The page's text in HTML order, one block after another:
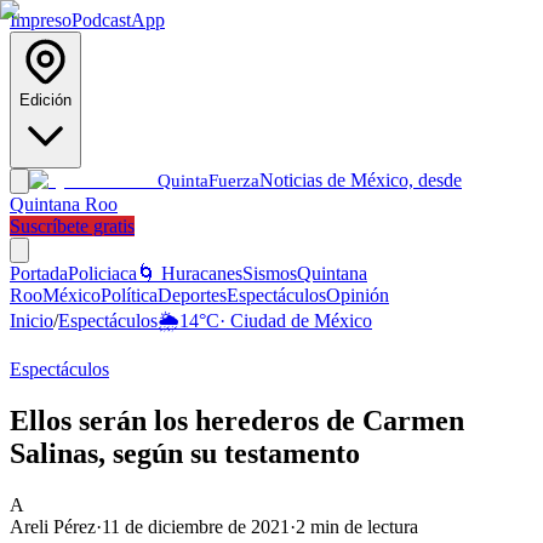
ImpresoPodcastApp
Edición
QuintaFuerzaNoticias de México, desde
Quintana Roo
Suscríbete gratis
PortadaPoliciaca 🌀 HuracanesSismosQuintana
RooMéxicoPolíticaDeportesEspectáculosOpinión
Inicio/Espectáculos🌦️14°C· Ciudad de México
Espectáculos
Ellos serán los herederos de Carmen
Salinas, según su testamento
A
Areli Pérez·11 de diciembre de 2021 ·2 min de lectura